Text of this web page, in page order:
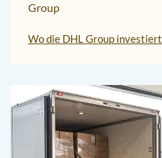
Group
Wo die DHL Group investiert